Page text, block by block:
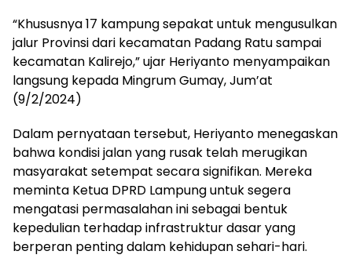
“Khususnya 17 kampung sepakat untuk mengusulkan
jalur Provinsi dari kecamatan Padang Ratu sampai
kecamatan Kalirejo,” ujar Heriyanto menyampaikan
langsung kepada Mingrum Gumay, Jum’at
(9/2/2024)
Dalam pernyataan tersebut, Heriyanto menegaskan
bahwa kondisi jalan yang rusak telah merugikan
masyarakat setempat secara signifikan. Mereka
meminta Ketua DPRD Lampung untuk segera
mengatasi permasalahan ini sebagai bentuk
kepedulian terhadap infrastruktur dasar yang
berperan penting dalam kehidupan sehari-hari.